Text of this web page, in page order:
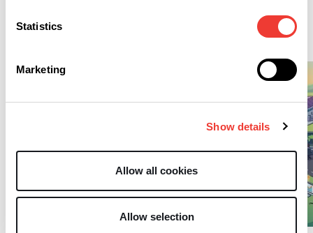
Statistics
Marketing
Show details
Allow all cookies
Allow selection
Recreatief
R
Rinus Beintema maakt